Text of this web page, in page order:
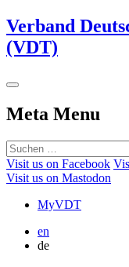
Verband
(VDT)
Meta Menu
Visit us on Facebook
Visit us on Mastodon
MyVDT
en
de